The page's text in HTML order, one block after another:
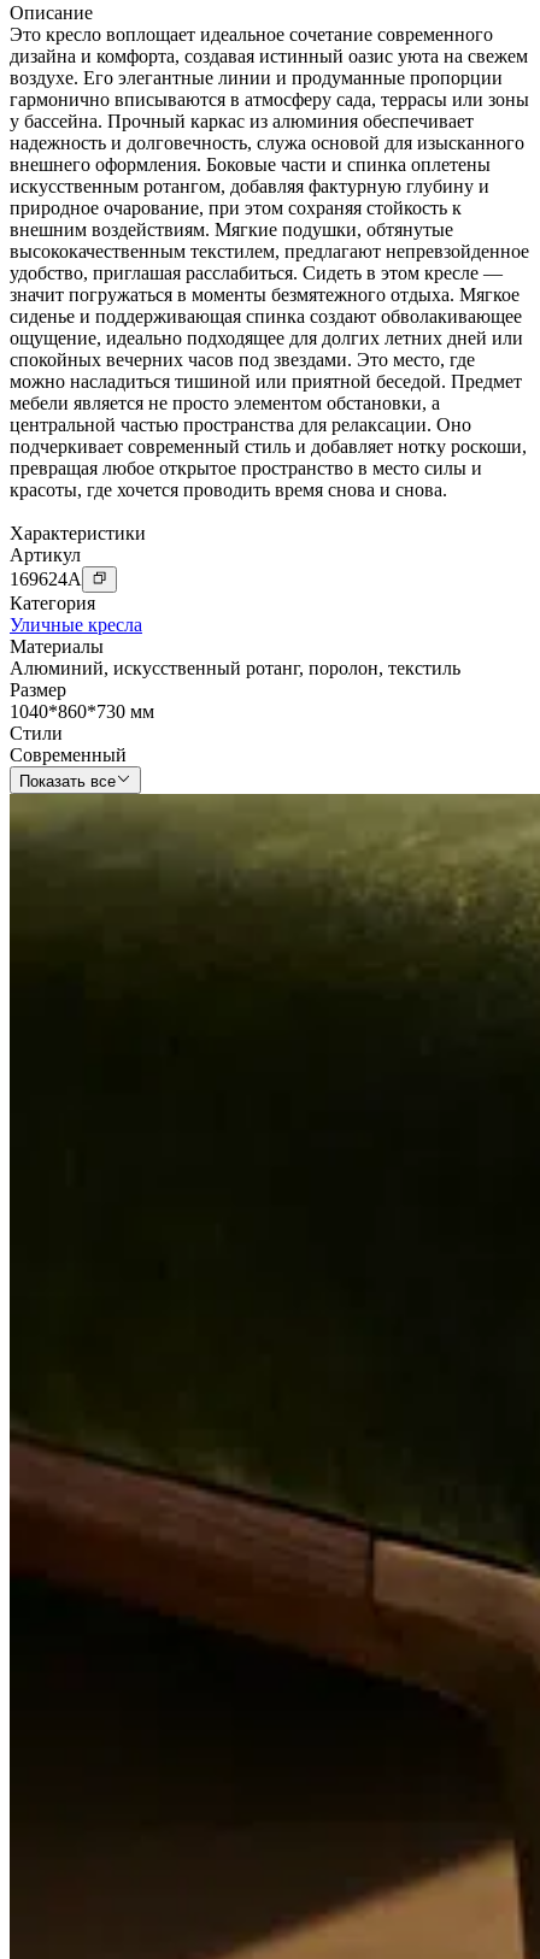
Описание
Это кресло воплощает идеальное сочетание современного
дизайна и комфорта, создавая истинный оазис уюта на свежем
воздухе. Его элегантные линии и продуманные пропорции
гармонично вписываются в атмосферу сада, террасы или зоны
у бассейна. Прочный каркас из алюминия обеспечивает
надежность и долговечность, служа основой для изысканного
внешнего оформления. Боковые части и спинка оплетены
искусственным ротангом, добавляя фактурную глубину и
природное очарование, при этом сохраняя стойкость к
внешним воздействиям. Мягкие подушки, обтянутые
высококачественным текстилем, предлагают непревзойденное
удобство, приглашая расслабиться. Сидеть в этом кресле —
значит погружаться в моменты безмятежного отдыха. Мягкое
сиденье и поддерживающая спинка создают обволакивающее
ощущение, идеально подходящее для долгих летних дней или
спокойных вечерних часов под звездами. Это место, где
можно насладиться тишиной или приятной беседой. Предмет
мебели является не просто элементом обстановки, а
центральной частью пространства для релаксации. Оно
подчеркивает современный стиль и добавляет нотку роскоши,
превращая любое открытое пространство в место силы и
красоты, где хочется проводить время снова и снова.
Характеристики
Артикул
169624A
Категория
Уличные кресла
Материалы
Алюминий, искусственный ротанг, поролон, текстиль
Размер
1040*860*730 мм
Стили
Современный
Показать все